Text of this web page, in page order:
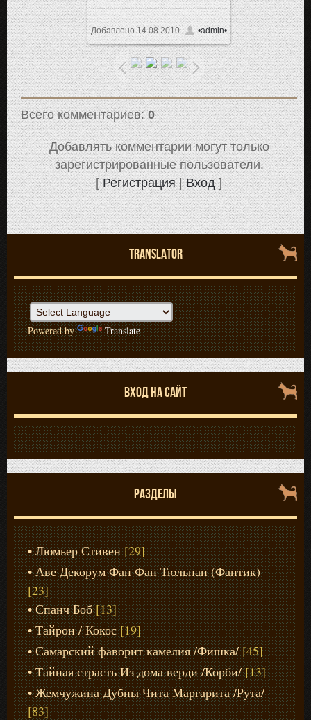
1024x768/ 94.1Kb
Добавлено14.08.2010 •admin•
Всего комментариев:0
Добавлять комментарии могут только
зарегистрированные пользователи.
[Регистрация|Вход]
TRANSLATOR
Powered by Translate
ВХОД НА САЙТ
РАЗДЕЛЫ
Люмьер Стивен [29]
Аве Декорум Фан Фан Тюльпан (Фантик)
[23]
Спанч Боб [13]
Тайрон / Кокос [19]
Самарский фаворит камелия /Фишка/ [45]
Тайная страсть Из дома верди /Корби/ [13]
Жемчужина Дубны Чита Маргарита /Рута/
[83]